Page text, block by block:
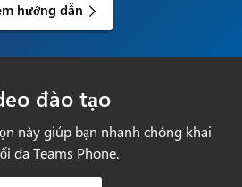
hướng dẫn
đào tạo
này giúp bạn nhanh chóng khai
đa Teams Phone.